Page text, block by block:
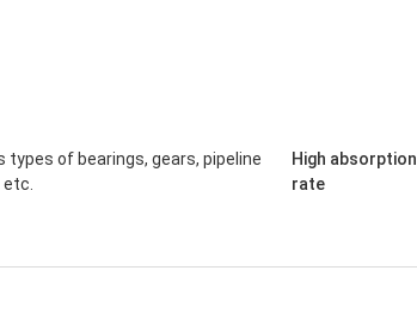
types of bearings, gears, pipeline
High absorption
rate